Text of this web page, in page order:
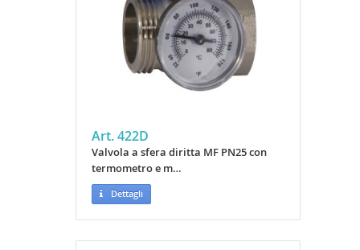
Art. 422D
Valvola a sfera diritta MF PN25 con
termometro e m…
Dettagli